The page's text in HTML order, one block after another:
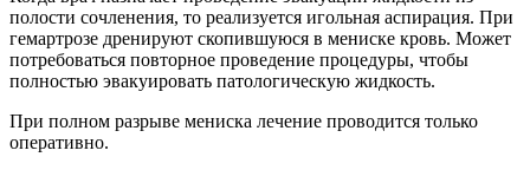
полости сочленения, то реализуется игольная аспирация. При
гемартрозе дренируют скопившуюся в мениске кровь. Может
потребоваться повторное проведение процедуры, чтобы
полностью эвакуировать патологическую жидкость.
При полном разрыве мениска лечение проводится только
оперативно.